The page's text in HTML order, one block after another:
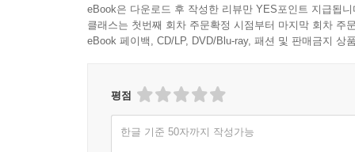
eBook은 다운로드 후 작성한 리뷰만 YES포인트 지급됩니
클래스는 첫번째 회차 주문확정 시점부터 마지막 회차 주
eBook 페이백, CD/LP, DVD/Blu-ray, 패션 및 판매금지 상
평점
한글 기준 50자까지 작성가능